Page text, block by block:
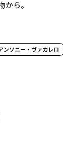
から。
ンソニー・ヴァカレロ